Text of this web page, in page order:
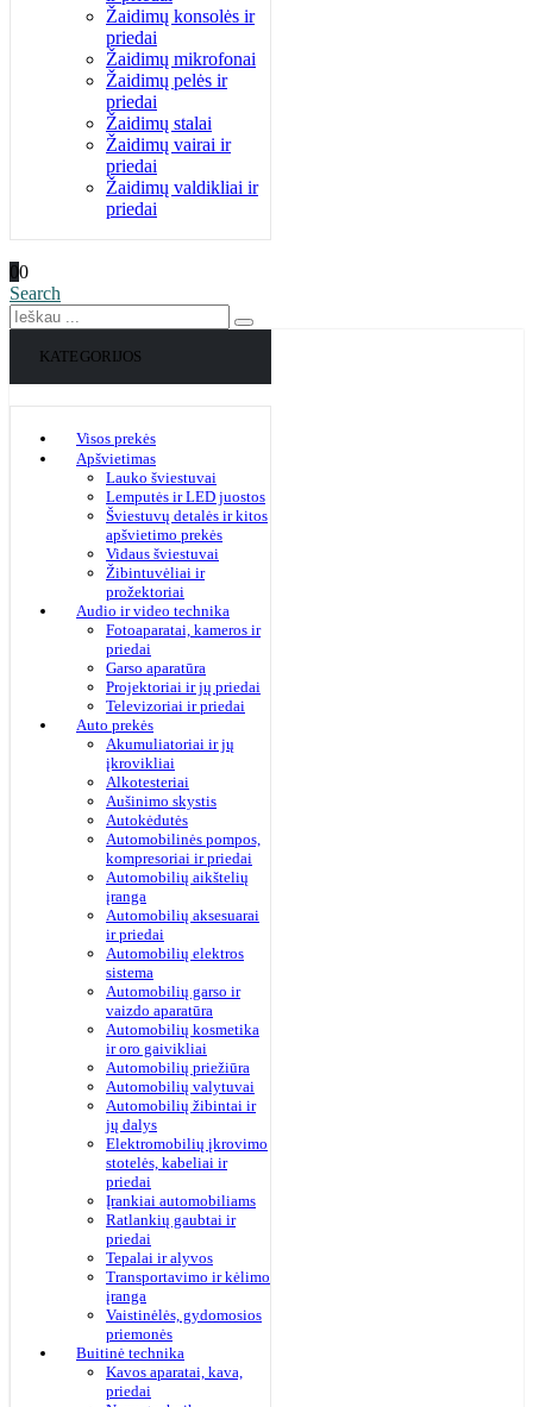
Žaidimų konsolės ir
priedai
Žaidimų mikrofonai
Žaidimų pelės ir
priedai
Žaidimų stalai
Žaidimų vairai ir
priedai
Žaidimų valdikliai ir
priedai
00
Search
KATEGORIJOS
Visos prekės
Apšvietimas
Lauko šviestuvai
Lemputės ir LED juostos
Šviestuvų detalės ir kitos
apšvietimo prekės
Vidaus šviestuvai
Žibintuvėliai ir
prožektoriai
Audio ir video technika
Fotoaparatai, kameros ir
priedai
Garso aparatūra
Projektoriai ir jų priedai
Televizoriai ir priedai
Auto prekės
Akumuliatoriai ir jų
įkrovikliai
Alkotesteriai
Aušinimo skystis
Autokėdutės
Automobilinės pompos,
kompresoriai ir priedai
Automobilių aikštelių
įranga
Automobilių aksesuarai
ir priedai
Automobilių elektros
sistema
Automobilių garso ir
vaizdo aparatūra
Automobilių kosmetika
ir oro gaivikliai
Automobilių priežiūra
Automobilių valytuvai
Automobilių žibintai ir
jų dalys
Elektromobilių įkrovimo
stotelės, kabeliai ir
priedai
Įrankiai automobiliams
Ratlankių gaubtai ir
priedai
Tepalai ir alyvos
Transportavimo ir kėlimo
įranga
Vaistinėlės, gydomosios
priemonės
Buitinė technika
Kavos aparatai, kava,
priedai